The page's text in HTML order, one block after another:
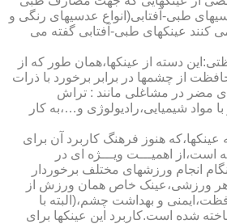
طبی-آفتابی(انواع عدسیهای رنگی و
کنند عینکهای طبی-آفتابی گفته می
دسته از عینکها،همان طور که از
از چشمها در برابر برخورد با ذرات
مضر در مشاغلی مانند : تراش
مواد شیمیایی،رادیولوژی و…،به کار
هنوز فرهنگ کاربرد آن برای
است،از اهمیـــت ویـــژه ای در
انجام ورزشهای مختلف برخوردار
هر ورزشی،عینک خاص همان ورزش از
و بهداشت چشم،(البته با
شده است.کاربرد این عینکها برای